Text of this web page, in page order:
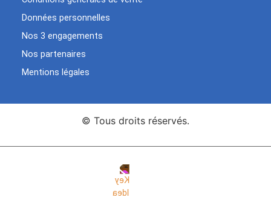
Données personnelles
Nos 3 engagements
Nos partenaires
Mentions légales
© Tous droits réservés.